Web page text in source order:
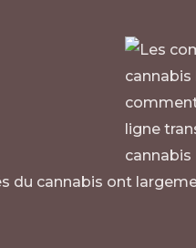
du cannabis ont